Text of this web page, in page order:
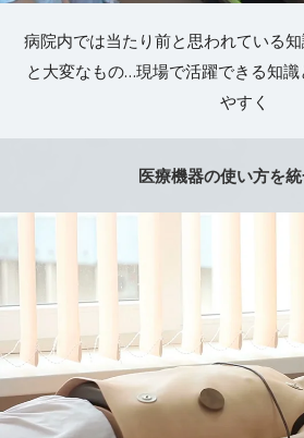
病院内では当たり前と思われている
と大変なもの…現場で活躍できる知
やすく
医療機器の使い方を